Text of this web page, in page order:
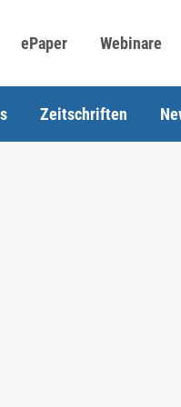
ePaper Webinare
Zeitschriften